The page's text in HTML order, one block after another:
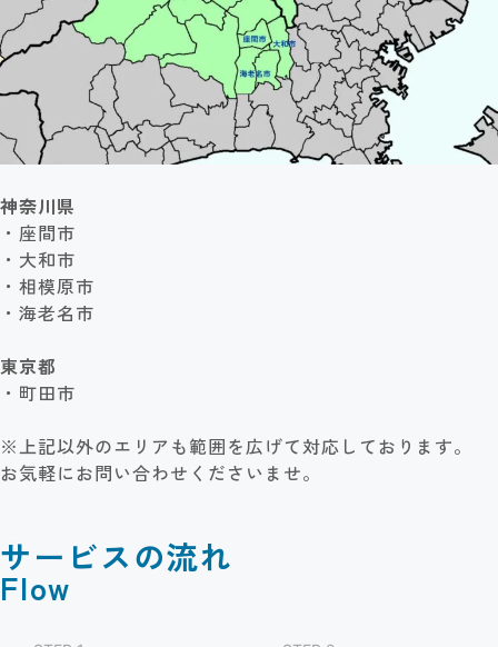
神奈川県
・座間市
・大和市
・相模原市
・海老名市
東京都
・町田市
※上記以外のエリアも範囲を広げて対応しております。
お気軽にお問い合わせくださいませ。
サービスの流れ
Flow